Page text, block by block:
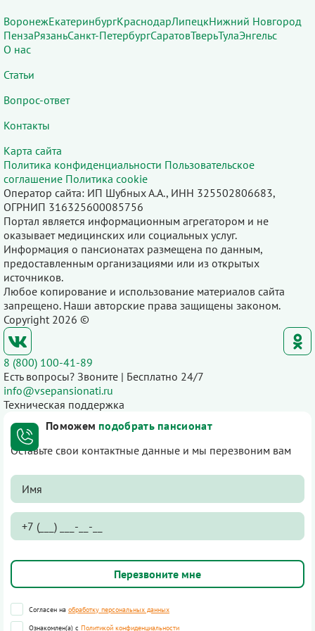
ВоронежЕкатеринбургКраснодарЛипецкНижний Новгород
ПензаРязаньСанкт-ПетербургСаратовТверьТулаЭнгельс
О нас
Статьи
Вопрос-ответ
Контакты
Карта сайта
Политика конфиденциальности Пользовательское
соглашение Политика cookie
Оператор сайта: ИП Шубных А.А., ИНН 325502806683,
ОГРНИП 316325600085756
Портал является информационным агрегатором и не
оказывает медицинских или социальных услуг.
Информация о пансионатах размещена по данным,
предоставленным организациями или из открытых
источников.
Любое копирование и использование материалов сайта
запрещено. Наши авторские права защищены законом.
Copyright 2026 ©
8 (800) 100-41-89
Есть вопросы? Звоните | Бесплатно 24/7
info@vsepansionati.ru
Техническая поддержка
Поможем подобрать пансионат
Оставьте свои контактные данные и мы перезвоним вам
Согласен на обработку персональных данных
Ознакомлен(а) с Политикой конфиденциальности